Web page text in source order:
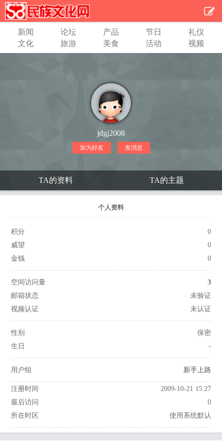
新闻 论坛 产品 节日
礼仪
文化
旅游 美食 活动 视频
jdgj2008
加为好友 发消息
TA的资料 TA的主题
个人资料
积分
0
威望
0
金钱
0
空间访问量
3
邮箱状态
未验证
视频认证
未认证
性别
保密
生日
-
用户组 新手上路
注册时间
2009-10-21 15:27
最后访问
0
所在时区
使用系统默认